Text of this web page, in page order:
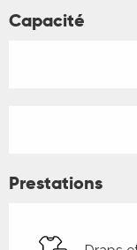
Capacité
Prestations